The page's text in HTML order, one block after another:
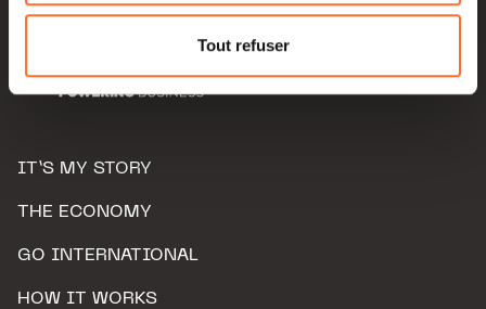
Pour de plus amples informations sur la manière dont
nous utilisons lescookies et sommes amenés à traiter
Charte d’usage des cookieset notrePolitique de
Tout refuser
IT’S MY STORY
THE ECONOMY
GO INTERNATIONAL
HOW IT WORKS